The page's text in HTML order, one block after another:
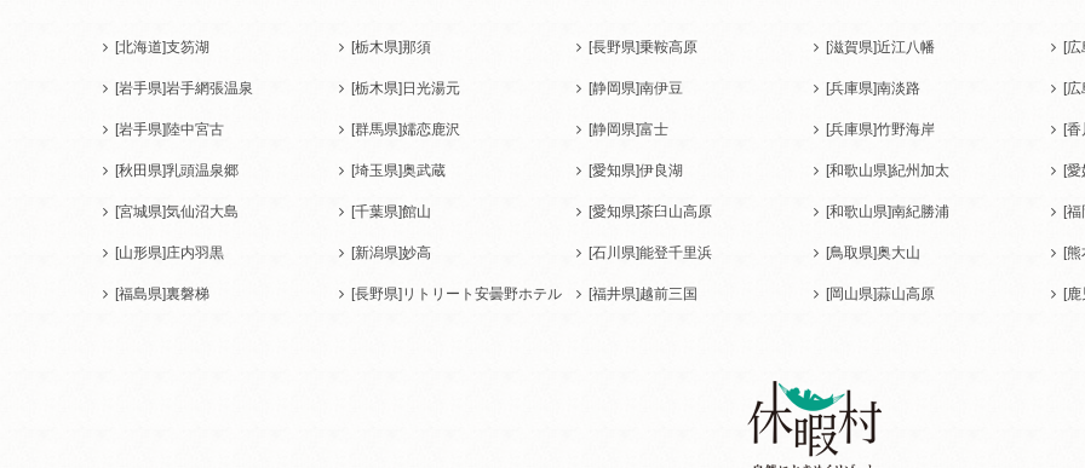
[北海道]支笏湖
[岩手県]岩手網張温泉
[岩手県]陸中宮古
[秋田県]乳頭温泉郷
[宮城県]気仙沼大島
[山形県]庄内羽黒
[福島県]裏磐梯
[栃木県]那須
[栃木県]日光湯元
[群馬県]嬬恋鹿沢
[埼玉県]奥武蔵
[千葉県]館山
[新潟県]妙高
[長野県]リトリート安曇野ホテル
[長野県]乗鞍高原
[静岡県]南伊豆
[静岡県]富士
[愛知県]伊良湖
[愛知県]茶臼山高原
[石川県]能登千里浜
[福井県]越前三国
[滋賀県]近江八幡
[兵庫県]南淡路
[兵庫県]竹野海岸
[和歌山県]紀州加太
[和歌山県]南紀勝浦
[鳥取県]奥大山
[岡山県]蒜山高原
[広
[広
[香
[愛
[福
[熊
[鹿